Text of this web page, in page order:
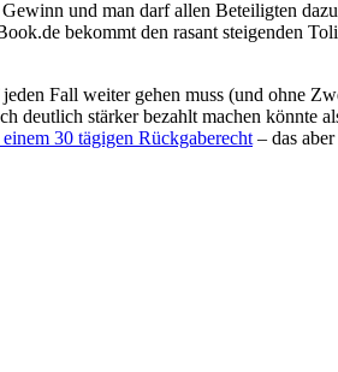
und man darf allen Beteiligten
bekommt den rasant steigenden
Fall weiter gehen muss (und ohne
deutlich stärker bezahlt machen könnte
30 tägigen Rückgaberecht – das